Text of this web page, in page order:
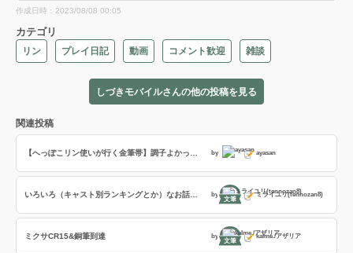
作成日時：2023/08/08 00:05
カテゴリ
リン プレイ日記 動画 コメント歓迎 雑談
しづきモバイルさんの他の投稿を見る
関連投稿
by ayasan
by
文筆
ミライユリ(tennozan8)
ミクサCR15&銅筆到達 by
文筆
kalme./アザリア